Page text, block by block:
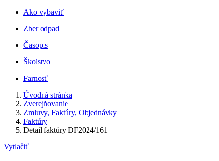
Ako vybaviť
Zber odpad
Časopis
Školstvo
Farnosť
Úvodná stránka
Zverejňovanie
Zmluvy, Faktúry, Objednávky
Faktúry
Detail faktúry DF2024/161
Vytlačiť